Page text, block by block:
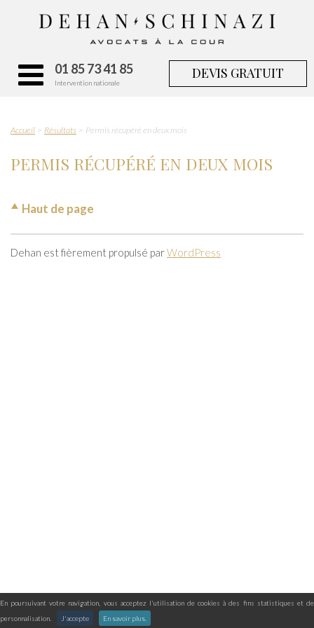
En poursuivant votre navigation, vous acceptez l'utilisation de cookies à des fins statistiques et de
personnalisation.
J'accepte En savoir plus.
01 85 73 41 85
Intervention nationale
DEVIS GRATUIT
Accueil Résultats Permis récupéré en deux mois
PERMIS RÉCUPÉRÉ EN DEUX MOIS
Haut de page
Dehan est fièrement propulsé parWordPress